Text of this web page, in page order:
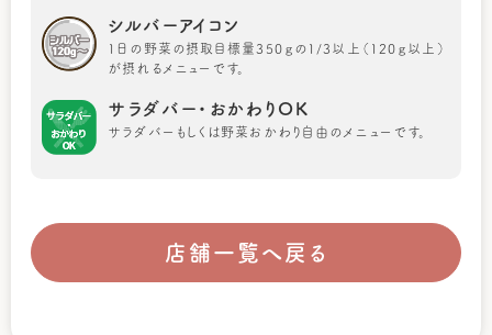
シルバーアイコン
1日の野菜の摂取目標量350ｇの1/3以上（120ｇ以上）
が摂れるメニューです。
サラダバー・おかわりOK
サラダバーもしくは野菜おかわり自由のメニューです。
店舗一覧へ戻る